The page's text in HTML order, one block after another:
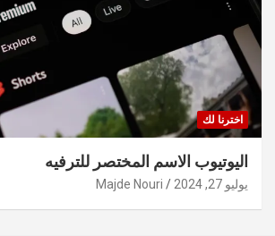
اخترنا لك
اليوتيوب الاسم المختصر للترفيه
يوليو 27, 2024 Majde Nouri